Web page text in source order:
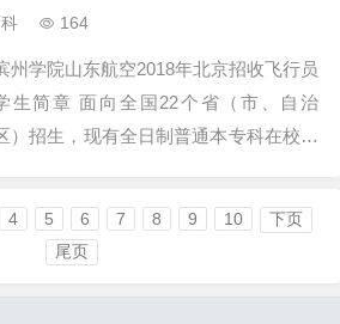
，为了确保后代的健康，患者在考虑生
前应确保病...
164
州学院山东航空2018年北京招收飞行员
生简章 面向全国22个省（市、自治
）招生，现有全日制普通本专科在校生
成为全国第一家培养飞行员的地方普通本
科院校，填补了省内专业设置的空白。专
业设置的显著变化：滨州学院的前身是北
4 5 6 7 8 9 10
下页
尾页